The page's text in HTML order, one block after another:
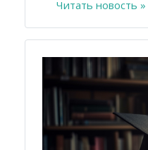
Читать новость »